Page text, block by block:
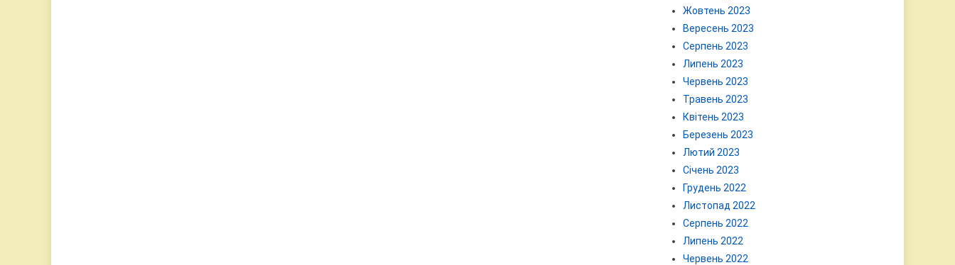
Жовтень 2023
Вересень 2023
Серпень 2023
Липень 2023
Червень 2023
Травень 2023
Квітень 2023
Березень 2023
Лютий 2023
Січень 2023
Грудень 2022
Листопад 2022
Серпень 2022
Липень 2022
Червень 2022